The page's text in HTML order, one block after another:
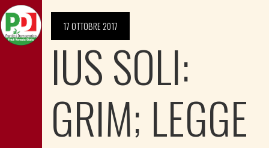
17 OTTOBRE 2017
IUS SOLI:
GRIM; LEGGE